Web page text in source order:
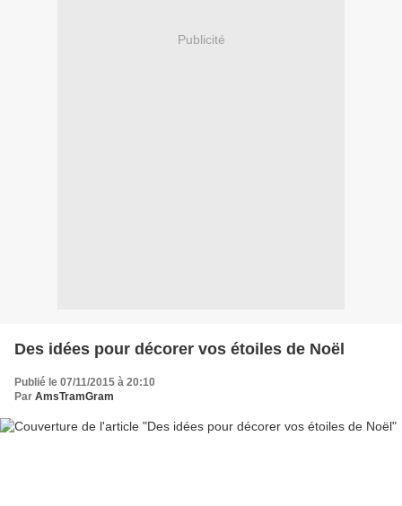
Publicité
Des idées pour décorer vos étoiles de Noël
Publié le 07/11/2015 à 20:10
Par AmsTramGram